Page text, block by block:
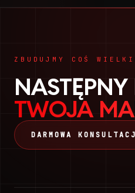
ZBUDUJMY COŚ
TWOJA
DARMOWA